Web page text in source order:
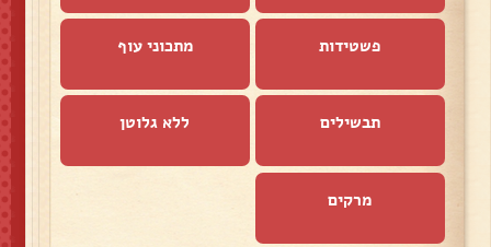
פשטידות מתכוני עוף
תבשילים ללא גלוטן
מרקים